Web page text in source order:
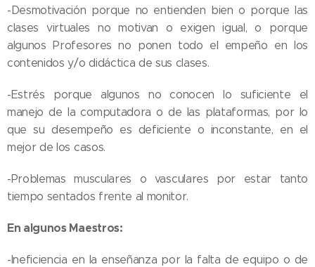
-Desmotivación porque no entienden bien o porque las
clases virtuales no motivan o exigen igual, o porque
algunos Profesores no ponen todo el empeño en los
contenidos y/o didáctica de sus clases.
-Estrés porque algunos no conocen lo suficiente el
manejo de la computadora o de las plataformas, por lo
que su desempeño es deficiente o inconstante, en el
mejor de los casos.
-Problemas musculares o vasculares por estar tanto
tiempo sentados frente al monitor.
En algunos Maestros:
-Ineficiencia en la enseñanza por la falta de equipo o de